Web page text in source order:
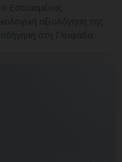
Εστιασμένος
αξιολόγηση της
στη Γλυφάδα.